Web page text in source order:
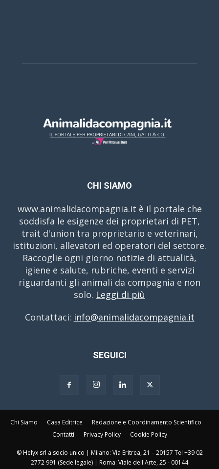
CHI SIAMO
www.animalidacompagnia.it è il portale che
soddisfa le esigenze dei proprietari di PET,
trait d'union tra proprietario e veterinari,
istituzioni, allevatori ed operatori del settore.
Raccoglie ogni giorno notizie di attualità,
igiene e salute, rubriche, eventi e servizi
riguardanti gli animali da compagnia e non
solo. Leggi di più
Contattaci: info@animalidacompagnia.it
SEGUICI
Chi Siamo Casa Editrice
Redazione e Coordinamento Scientifico
Contatti
Privacy Policy Cookie Policy
© Helyx srl a socio unico | Milano: Via Eritrea, 21 – 20157 Tel +39 02
2772 991 (Sede legale) | Roma: Viale dell'Arte, 25 - 00144